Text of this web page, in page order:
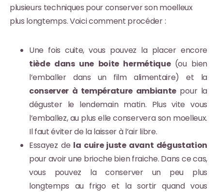
plusieurs techniques pour conserver son moelleux
plus longtemps. Voici comment procéder :
Une fois cuite, vous pouvez la placer encore
tiède dans une boite hermétique (ou bien
l’emballer dans un film alimentaire) et la
conserver à température ambiante pour la
déguster le lendemain matin. Plus vite vous
l’emballez, au plus elle conservera son moelleux.
Il faut éviter de la laisser à l’air libre.
Essayez de la cuire juste avant dégustation
pour avoir une brioche bien fraiche. Dans ce cas,
vous pouvez la conserver un peu plus
longtemps au frigo et la sortir quand vous